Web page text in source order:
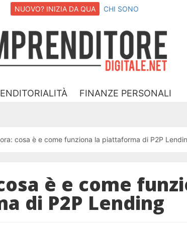
NUOVO? INIZIA DA QUA CHI SONO
FINANZE PERSONALI
cosa è e come funziona la piattaforma di P2P
è e come
di P2P Lending